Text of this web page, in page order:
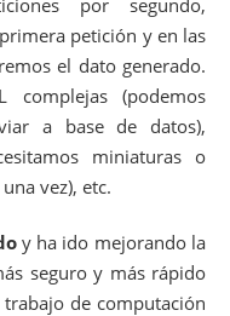
por segundo,
petición y en las
el dato generado.
complejas (podemos
a base de datos),
miniaturas o
vez), etc.
y ha ido mejorando la
seguro y más rápido
de computación